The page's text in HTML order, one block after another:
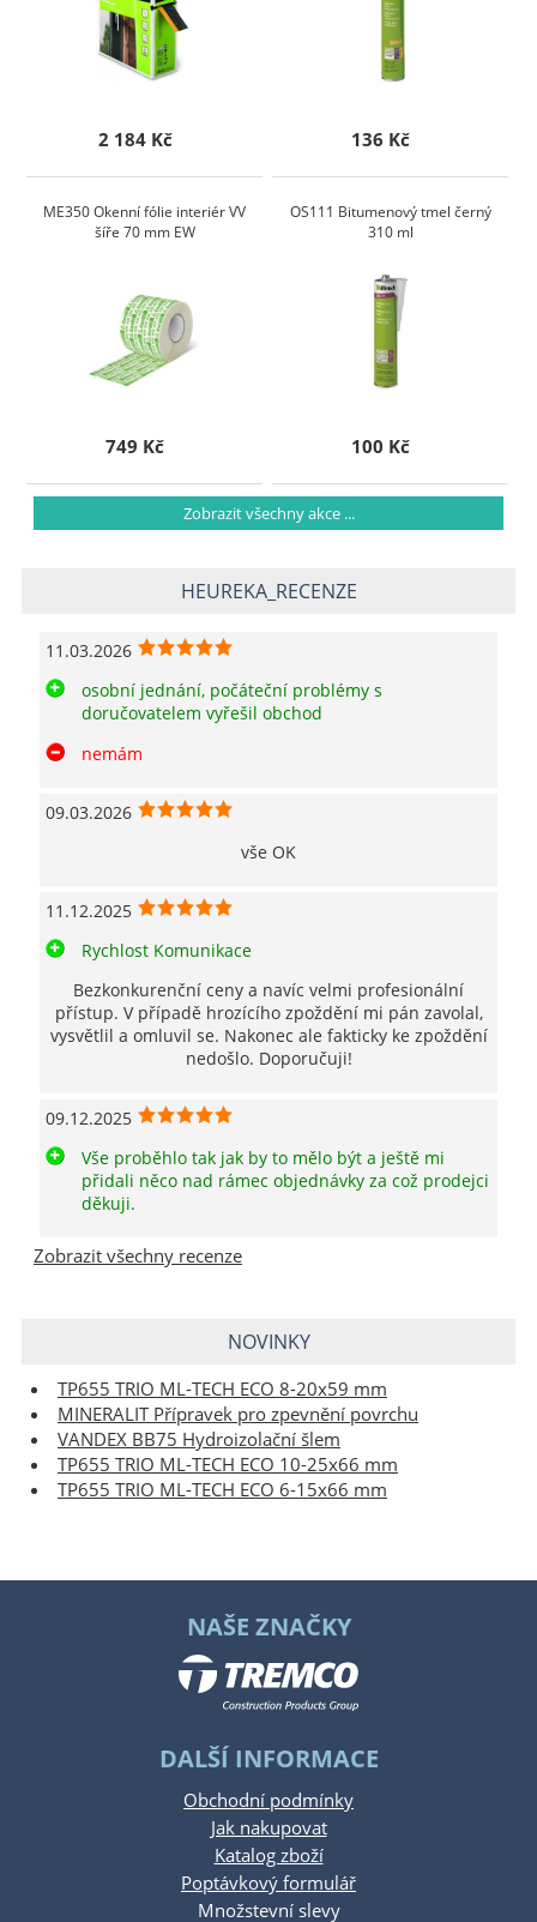
2 184 Kč 136 Kč
ME350 Okenní fólie interiér VV
šíře 70 mm EW
749 Kč
OS111 Bitumenový tmel černý
310 ml
100 Kč
Zobrazit všechny akce ...
HEUREKA_RECENZE
11.03.2026
osobní jednání, počáteční problémy s
doručovatelem vyřešil obchod
nemám
09.03.2026
vše OK
11.12.2025
Rychlost Komunikace
Bezkonkurenční ceny a navíc velmi profesionální
přístup. V případě hrozícího zpoždění mi pán zavolal,
vysvětlil a omluvil se. Nakonec ale fakticky ke zpoždění
nedošlo. Doporučuji!
09.12.2025
Vše proběhlo tak jak by to mělo být a ještě mi
přidali něco nad rámec objednávky za což prodejci
děkuji.
Zobrazit všechny recenze
NOVINKY
TP655 TRIO ML-TECH ECO 8-20x59 mm
MINERALIT Přípravek pro zpevnění povrchu
VANDEX BB75 Hydroizolační šlem
TP655 TRIO ML-TECH ECO 10-25x66 mm
TP655 TRIO ML-TECH ECO 6-15x66 mm
NAŠE ZNAČKY
DALŠÍ INFORMACE
Obchodní podmínky
Jak nakupovat
Katalog zboží
Poptávkový formulář
Množstevní slevy